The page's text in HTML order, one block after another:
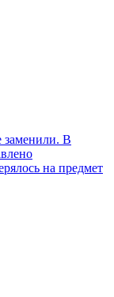
заменили. В
на предмет